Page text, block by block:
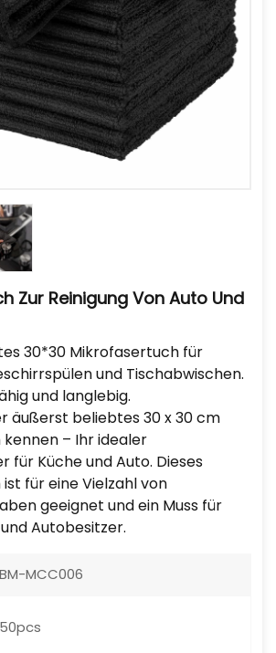
Zur Reinigung Von Auto Und
30*30 Mikrofasertuch für
und Tischabwischen.
und langlebig.
äußerst beliebtes 30 x 30 cm
– Ihr idealer
für Küche und Auto. Dieses
für eine Vielzahl von
geeignet und ein Muss für
Autobesitzer.
BM-MCC006
50pcs